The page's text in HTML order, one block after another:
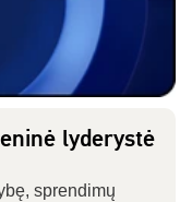
lyderystė
sprendimų